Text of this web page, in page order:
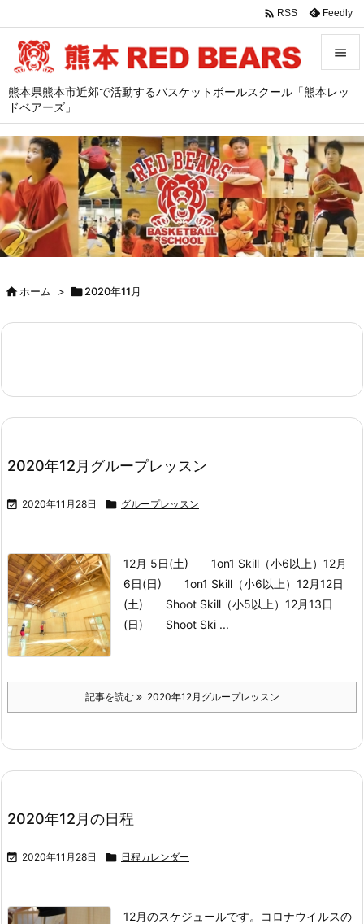
熊本県熊本市近郊で活動するバスケットボールスクール「熊本レッ
ドベアーズ」



サイド

前へ

次へ

 RSS Feedly
ホーム > 2020年11月
2020年12月グループレッスン
 2020年11月28日  グループレッスン
12月 5日(土) 1on1 Skill（小6以上） 12月
6日(日) 1on1 Skill（小6以上） 12月12日
(土) Shoot Skill（小5以上） 12月13日
(日) Shoot Ski ...
記事を読む 2020年12月グループレッスン
2020年12月の日程
 2020年11月28日  日程カレンダー
12月のスケジュールです。
コロナウイルスの